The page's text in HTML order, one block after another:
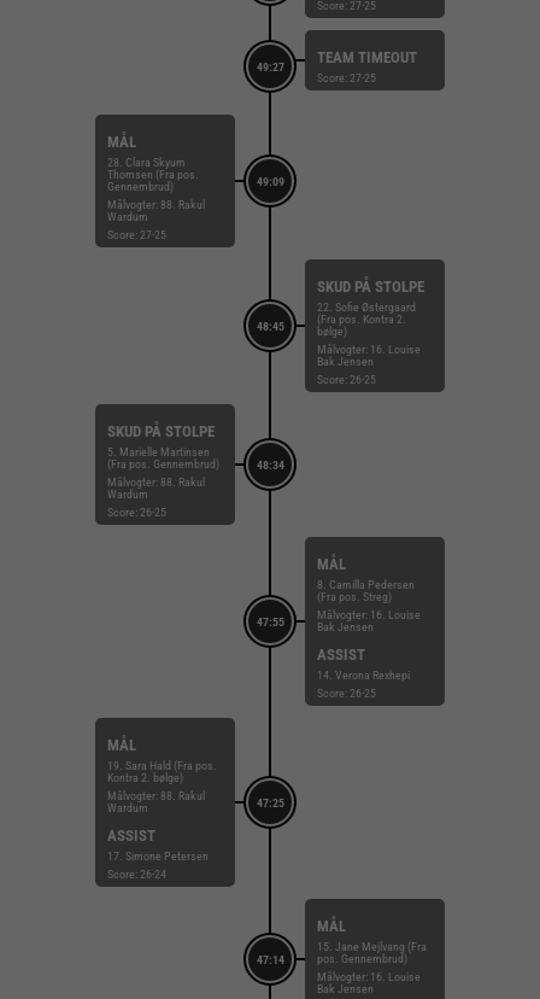
Score: 27-25
49:27
TEAM TIMEOUT
Score: 27-25
49:09
MÅL
28. Clara Skyum
Thomsen (Fra pos.
Gennembrud)
Målvogter: 88. Rakul
Wardum
Score: 27-25
48:45
SKUD PÅ STOLPE
22. Sofie Østergaard
(Fra pos. Kontra 2.
bølge)
Målvogter: 16. Louise
Bak Jensen
Score: 26-25
48:34
SKUD PÅ STOLPE
5. Marielle Martinsen
(Fra pos. Gennembrud)
Målvogter: 88. Rakul
Wardum
Score: 26-25
47:55
MÅL
8. Camilla Pedersen
(Fra pos. Streg)
Målvogter: 16. Louise
Bak Jensen
ASSIST
14. Verona Rexhepi
Score: 26-25
47:25
MÅL
19. Sara Hald (Fra pos.
Kontra 2. bølge)
Målvogter: 88. Rakul
Wardum
ASSIST
17. Simone Petersen
Score: 26-24
47:14
MÅL
15. Jane Mejlvang (Fra
pos. Gennembrud)
Målvogter: 16. Louise
Bak Jensen